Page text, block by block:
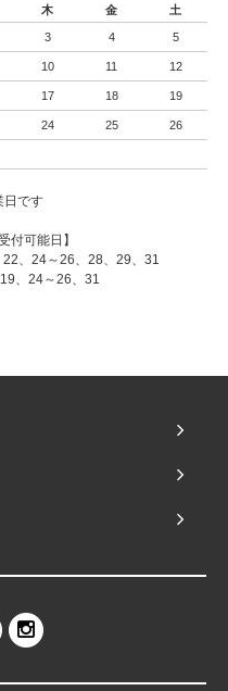
木 金 土
3 4 5
10 11 12
17 18 19
24 25 26
日です
付可能日】
、24～26、28、29、31
、24～26、31